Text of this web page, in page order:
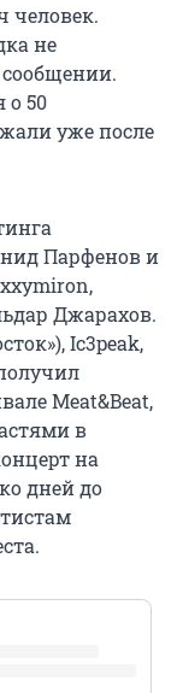
человек.
не
сообщении.
о 50
уже после
Парфенов и
Джарахов.
Ic3peak,
Meat&Beat,
в
на
дней до